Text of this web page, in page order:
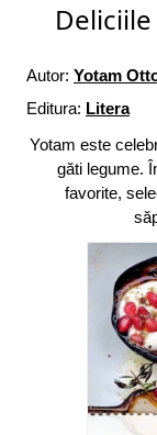
Autor: Yotam
Editura: Litera
Yotam este
găti legume.
favorite,